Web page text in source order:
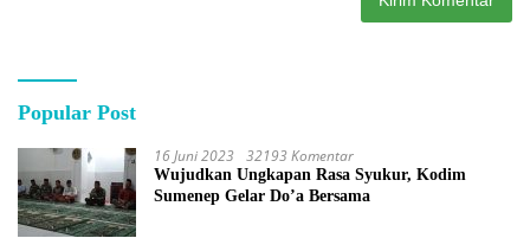
Popular Post
16 Juni 2023 32193 Komentar
Wujudkan Ungkapan Rasa Syukur, Kodim
Sumenep Gelar Do’a Bersama